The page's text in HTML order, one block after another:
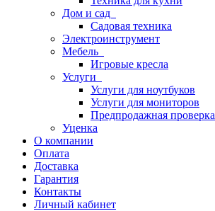
Дом и сад
Садовая техника
Электроинструмент
Мебель
Игровые кресла
Услуги
Услуги для ноутбуков
Услуги для мониторов
Предпродажная проверка
Уценка
О компании
Оплата
Доставка
Гарантия
Контакты
Личный кабинет